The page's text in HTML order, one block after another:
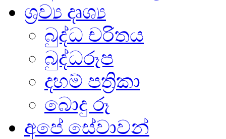
ශ්‍රව්‍ය දෘශ්‍ය
බුද්ධ චරිතය
බුද්ධරූප
දහම් පත්‍රිකා
බොදු රූ
අපේ සේවාවන්